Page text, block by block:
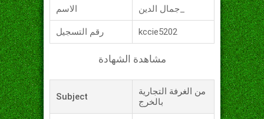
الاسم
رقم التسجيل kccie5202
مشاهدة الشهادة
Subject
من الغرفة التجارية
بالخرج